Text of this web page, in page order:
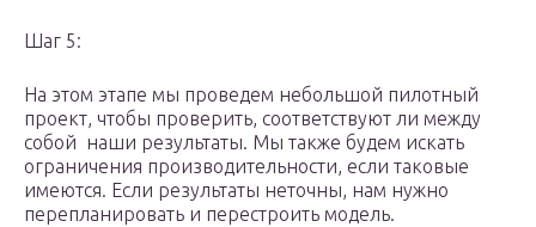
Шаг 5:
На этом этапе мы проведем небольшой пилотный
проект, чтобы проверить, соответствуют ли между
собой наши результаты. Мы также будем искать
ограничения производительности, если таковые
имеются. Если результаты неточны, нам нужно
перепланировать и перестроить модель.